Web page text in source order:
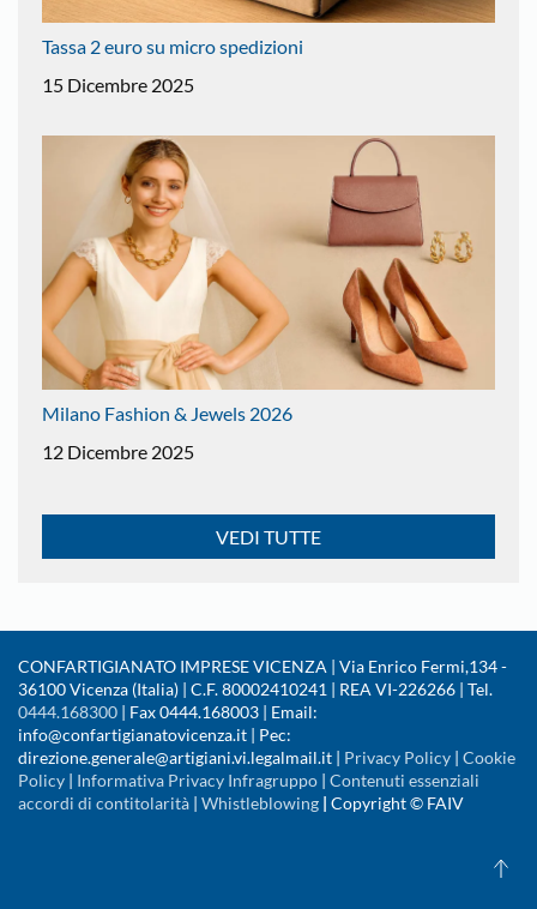
Tassa 2 euro su micro spedizioni
15 Dicembre 2025
Milano Fashion & Jewels 2026
12 Dicembre 2025
VEDI TUTTE
CONFARTIGIANATO IMPRESE VICENZA | Via Enrico Fermi,134 -
36100 Vicenza (Italia) | C.F. 80002410241 | REA VI-226266 | Tel.
0444.168300 | Fax 0444.168003 | Email:
info@confartigianatovicenza.it | Pec:
direzione.generale@artigiani.vi.legalmail.it | Privacy Policy | Cookie
Policy | Informativa Privacy Infragruppo | Contenuti essenziali
accordi di contitolarità | Whistleblowing | Copyright © FAIV